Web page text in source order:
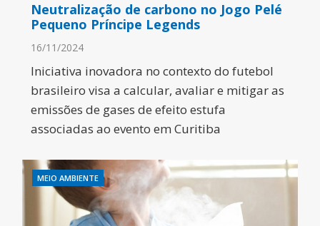
Neutralização de carbono no Jogo Pelé
Pequeno Príncipe Legends
16/11/2024
Iniciativa inovadora no contexto do futebol
brasileiro visa a calcular, avaliar e mitigar as
emissões de gases de efeito estufa
associadas ao evento em Curitiba
MEIO AMBIENTE